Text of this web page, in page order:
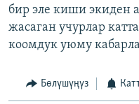
бир эле киши экиден
жасаган учурлар
коомдук уюму
Бөлүшүңүз